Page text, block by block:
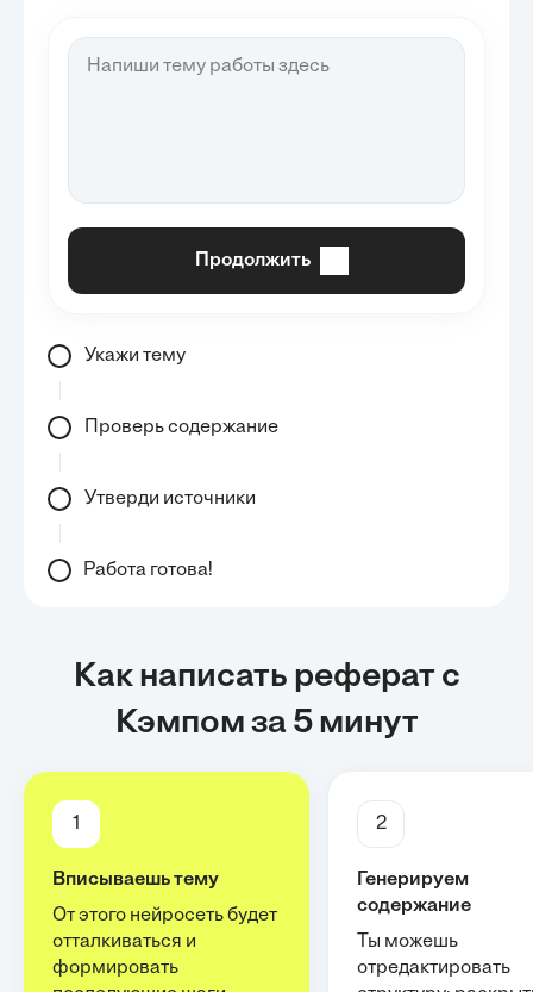
Продолжить
Укажи тему
Проверь содержание
Утверди источники
Работа готова!
Как написать реферат с
Кэмпом за 5 минут
1
Вписываешь тему
От этого нейросеть будет
отталкиваться и
формировать
2
Генерируем
содержание
Ты можешь
отредактировать